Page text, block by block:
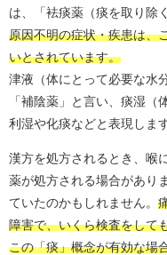
は、「袪痰薬（痰を取り除
原因不明の症状・疾患は、
いとされています。
津液（体にとって必要な水
「補陰薬」と言い、痰湿（
利湿や化痰などと表現します
漢方を処方されるとき、喉
薬が処方される場合があり
ていたのかもしれません。
障害で、いくら検査をして
この「痰」概念が有効な場